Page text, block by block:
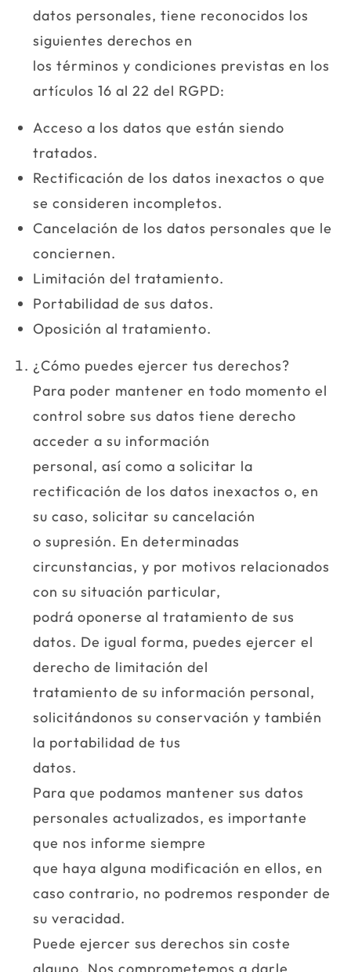
datos personales, tiene reconocidos los
siguientes derechos en
los términos y condiciones previstas en los
artículos 16 al 22 del RGPD:
Acceso a los datos que están siendo
tratados.
Rectificación de los datos inexactos o que
se consideren incompletos.
Cancelación de los datos personales que le
conciernen.
Limitación del tratamiento.
Portabilidad de sus datos.
Oposición al tratamiento.
¿Cómo puedes ejercer tus derechos?
Para poder mantener en todo momento el
control sobre sus datos tiene derecho
acceder a su información
personal, así como a solicitar la
rectificación de los datos inexactos o, en
su caso, solicitar su cancelación
o supresión. En determinadas
circunstancias, y por motivos relacionados
con su situación particular,
podrá oponerse al tratamiento de sus
datos. De igual forma, puedes ejercer el
derecho de limitación del
tratamiento de su información personal,
solicitándonos su conservación y también
la portabilidad de tus
datos.
Para que podamos mantener sus datos
personales actualizados, es importante
que nos informe siempre
que haya alguna modificación en ellos, en
caso contrario, no podremos responder de
su veracidad.
Puede ejercer sus derechos sin coste
alguno. Nos comprometemos a darle